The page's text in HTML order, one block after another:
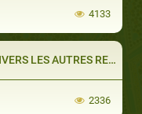
4133
1 DE 2) : À CHACUN SA RELIGION
2336